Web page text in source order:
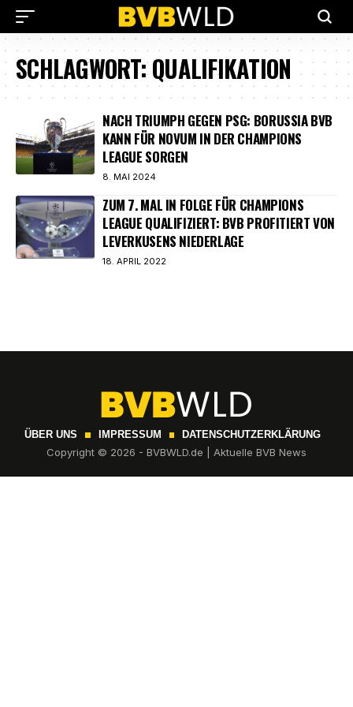
SCHLAGWORT:QUALIFIKATION
NACH TRIUMPH GEGEN PSG: BORUSSIA BVB
KANN FÜR NOVUM IN DER CHAMPIONS
LEAGUE SORGEN
8. MAI 2024
ZUM 7. MAL IN FOLGE FÜR CHAMPIONS
LEAGUE QUALIFIZIERT: BVB PROFITIERT VON
LEVERKUSENS NIEDERLAGE
18. APRIL 2022
ÜBER UNS IMPRESSUM DATENSCHUTZERKLÄRUNG
Copyright © 2026 - BVBWLD.de | Aktuelle BVB News